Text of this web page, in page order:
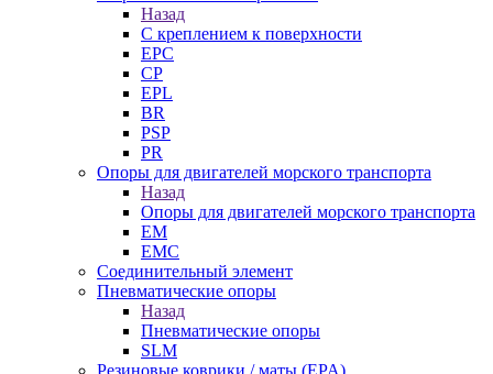
Назад
С креплением к поверхности
EPC
CP
EPL
BR
PSP
PR
Опоры для двигателей морского транспорта
Назад
Опоры для двигателей морского транспорта
EM
EMC
Cоединительный элемент
Пневматические опоры
Назад
Пневматические опоры
SLM
Резиновые коврики / маты (EPA)